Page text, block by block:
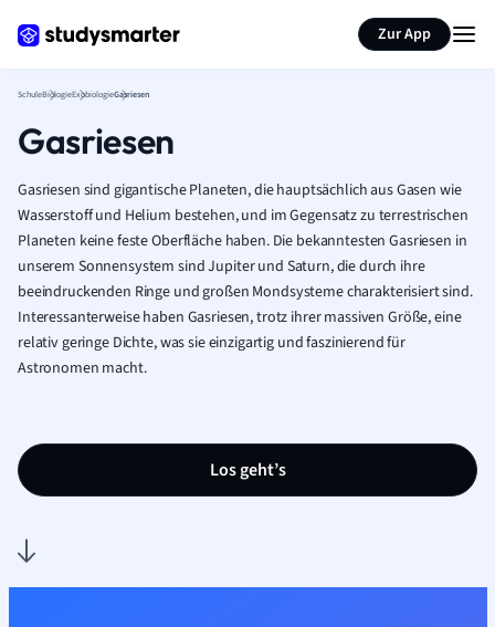
Zur App
SchuleBiologieExobiologieGasriesen
Gasriesen
Gasriesen sind gigantische Planeten, die hauptsächlich aus Gasen wie
Wasserstoff und Helium bestehen, und im Gegensatz zu terrestrischen
Planeten keine feste Oberfläche haben. Die bekanntesten Gasriesen in
unserem Sonnensystem sind Jupiter und Saturn, die durch ihre
beeindruckenden Ringe und großen Mondsysteme charakterisiert sind.
Interessanterweise haben Gasriesen, trotz ihrer massiven Größe, eine
relativ geringe Dichte, was sie einzigartig und faszinierend für
Astronomen macht.
Los geht’s
Seite zusammenfassen